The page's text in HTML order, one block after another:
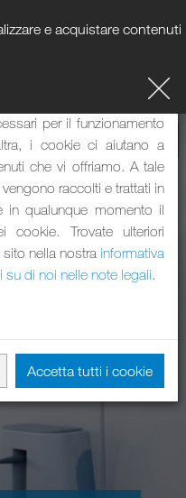
e acquistare contenuti
Questi svolgono due
per il funzionamento
i cookie ci aiutano a
che vi offriamo. A tale
raccolti e trattati in
in qualunque momento il
cookie. Trovate ulteriori
nella nostra informativa
su di noi nelle note legali.
Accetta tutti i cookie